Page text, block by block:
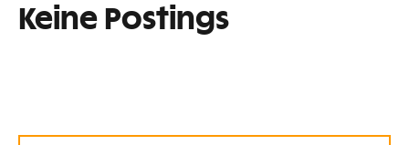
Keine Postings